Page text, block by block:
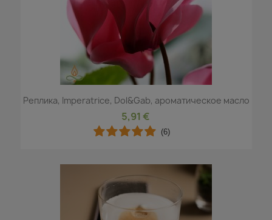
Реплика, Imperatrice, Dol&Gab, ароматическое масло
5,91 €
(6)